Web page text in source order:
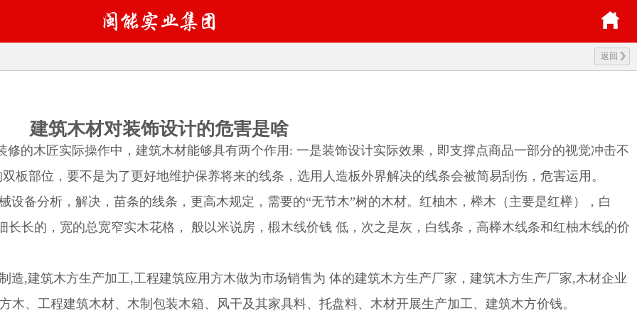
返回
建筑木材对装饰设计的危害是啥
木匠实际操作中，建筑木材能够具有两个作用: 一是装饰设计实际效果，即支撑点商品一部分的视觉冲击不
板部位，要不是为了更好地维护保养将来的线条，选用人造板外界解决的线条会被简易刮伤，危害运用。
分析，解决，苗条的线条，更高木规定，需要的“无节木”树的木材。红柚木，榉木（主要是红榉），白
长的，宽的总宽窄实木花格， 般以米说房，椴木线价钱 低，次之是灰，白线条，高榉木线条和红柚木线的价
建筑木方生产加工,工程建筑应用方木做为市场销售为 体的建筑木方生产厂家，建筑木方生产厂家,木材企业
、工程建筑木材、木制包装木箱、风干及其家具料、托盘料、木材开展生产加工、建筑木方价钱。